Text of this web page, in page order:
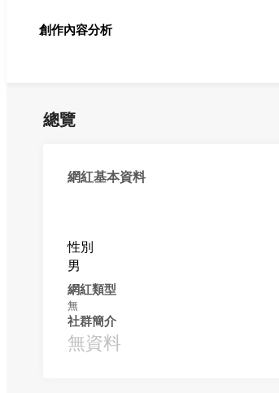
創作內容分析
總覽
網紅基本資料
性別
男
網紅類型
無
社群簡介
無資料